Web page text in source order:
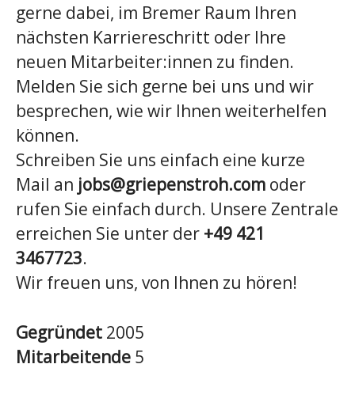
gerne dabei, im Bremer Raum Ihren
nächsten Karriereschritt oder Ihre
neuen Mitarbeiter:innen zu finden.
Melden Sie sich gerne bei uns und wir
besprechen, wie wir Ihnen weiterhelfen
können.
Schreiben Sie uns einfach eine kurze
Mail an jobs@griepenstroh.com oder
rufen Sie einfach durch. Unsere Zentrale
erreichen Sie unter der +49 421
3467723.
Wir freuen uns, von Ihnen zu hören!
Gegründet 2005
Mitarbeitende 5